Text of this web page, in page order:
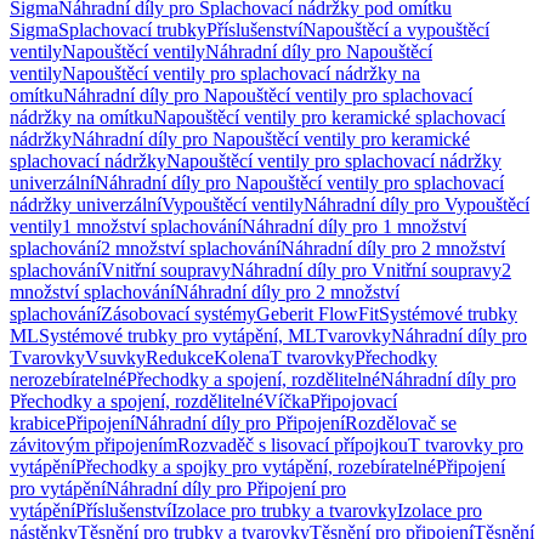
SigmaNáhradní díly pro Splachovací nádržky pod omítku
SigmaSplachovací trubkyPříslušenstvíNapouštěcí a vypouštěcí
ventilyNapouštěcí ventilyNáhradní díly pro Napouštěcí
ventilyNapouštěcí ventily pro splachovací nádržky na
omítkuNáhradní díly pro Napouštěcí ventily pro splachovací
nádržky na omítkuNapouštěcí ventily pro keramické splachovací
nádržkyNáhradní díly pro Napouštěcí ventily pro keramické
splachovací nádržkyNapouštěcí ventily pro splachovací nádržky
univerzálníNáhradní díly pro Napouštěcí ventily pro splachovací
nádržky univerzálníVypouštěcí ventilyNáhradní díly pro Vypouštěcí
ventily1 množství splachováníNáhradní díly pro 1 množství
splachování2 množství splachováníNáhradní díly pro 2 množství
splachováníVnitřní soupravyNáhradní díly pro Vnitřní soupravy2
množství splachováníNáhradní díly pro 2 množství
splachováníZásobovací systémyGeberit FlowFitSystémové trubky
MLSystémové trubky pro vytápění, MLTvarovkyNáhradní díly pro
TvarovkyVsuvkyRedukceKolenaT tvarovkyPřechodky
nerozebíratelnéPřechodky a spojení, rozdělitelnéNáhradní díly pro
Přechodky a spojení, rozdělitelnéVíčkaPřipojovací
krabicePřipojeníNáhradní díly pro PřipojeníRozdělovač se
závitovým připojenímRozvaděč s lisovací přípojkouT tvarovky pro
vytápěníPřechodky a spojky pro vytápění, rozebíratelnéPřipojení
pro vytápěníNáhradní díly pro Připojení pro
vytápěníPříslušenstvíIzolace pro trubky a tvarovkyIzolace pro
nástěnkyTěsnění pro trubky a tvarovkyTěsnění pro připojeníTěsnění